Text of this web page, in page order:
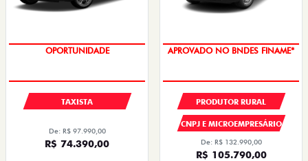
OPORTUNIDADE
TAXISTA
De: R$ 97.990,00
R$ 74.390,00
APROVADO NO BNDES FINAME*
PRODUTOR RURAL
CNPJ E MICROEMPRESÁRIO
De: R$ 132.990,00
R$ 105.790,00